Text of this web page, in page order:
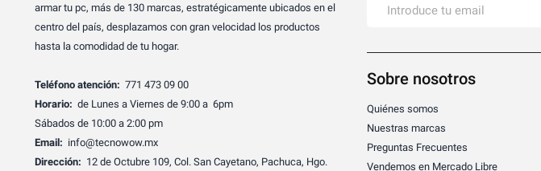
armar tu pc, más de 130 marcas, estratégicamente ubicados en el
centro del país, desplazamos con gran velocidad los productos
hasta la comodidad de tu hogar.
Teléfono atención: 771 473 09 00
Horario: de Lunes a Viernes de 9:00 a 6pm
Sábados de 10:00 a 2:00 pm
Email: info@tecnowow.mx
Dirección: 12 de Octubre 109, Col. San Cayetano, Pachuca, Hgo.
Sobre nosotros
Quiénes somos
Nuestras marcas
Preguntas Frecuentes
Vendemos en Mercado Libre